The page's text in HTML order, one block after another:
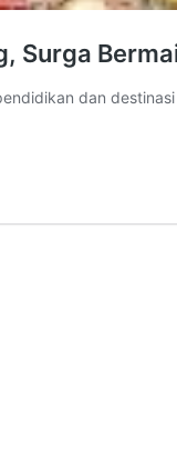
Surga
dan